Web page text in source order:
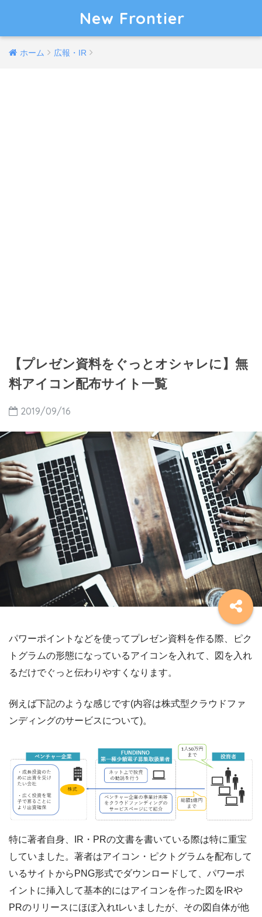
New Frontier
ホーム 広報・IR
【プレゼン資料をぐっとオシャレに】無
料アイコン配布サイト一覧
2019/09/16
パワーポイントなどを使ってプレゼン資料を作る際、ピク
トグラムの形態になっているアイコンを入れて、図を入れ
るだけでぐっと伝わりやすくなります。
例えば下記のような感じです(内容は株式型クラウドファ
ンディングのサービスについて)。
特に著者自身、IR・PRの文書を書いている際は特に重宝
していました。著者はアイコン・ピクトグラムを配布して
いるサイトからPNG形式でダウンロードして、パワーポ
イントに挿入して基本的にはアイコンを作った図をIRや
PRのリリースにほぼ入れtレいましたが、その図自体が他